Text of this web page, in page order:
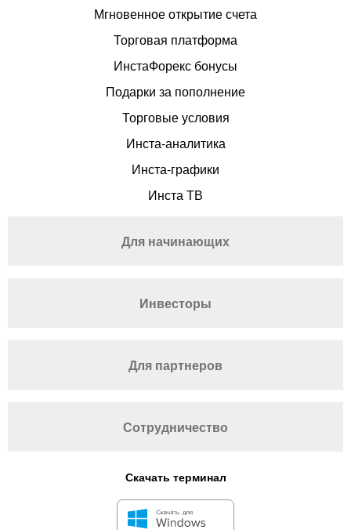
Мгновенное открытие счета
Торговая платформа
ИнстаФорекс бонусы
Подарки за пополнение
Торговые условия
Инста-аналитика
Инста-графики
Инста ТВ
Для начинающих
Инвесторы
Для партнеров
Сотрудничество
Скачать терминал